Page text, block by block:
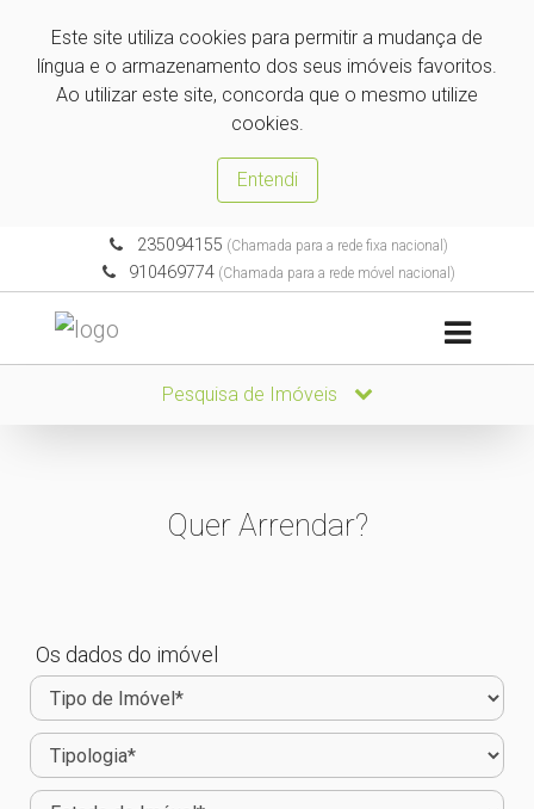
Este site utiliza cookies para permitir a mudança de
língua e o armazenamento dos seus imóveis favoritos.
Ao utilizar este site, concorda que o mesmo utilize
cookies.
Entendi
235094155 (Chamada para a rede fixa nacional)
910469774 (Chamada para a rede móvel nacional)
Pesquisa de Imóveis
Quer Arrendar?
Os dados do imóvel